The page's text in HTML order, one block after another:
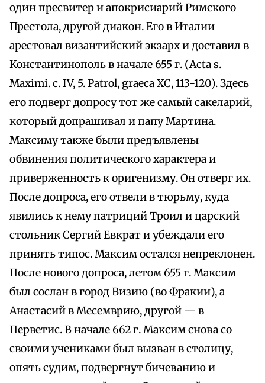
один пресвитер и апокрисиарий Римского
Престола, другой диакон. Его в Италии
арестовал византийский экзарх и доставил в
Константинополь в начале 655 г. (Acta s.
Maximi. с. IV, 5. Patrol, graeca XC, 113-120). Здесь
его подверг допросу тот же самый сакеларий,
который допрашивал и папу Мартина.
Максиму также были предъявлены
обвинения политического характера и
приверженность к оригенизму. Он отверг их.
После допроса, его отвели в тюрьму, куда
явились к нему патриций Троил и царский
стольник Сергий Евкрат и убеждали его
принять типос. Максим остался непреклонен.
После нового допроса, летом 655 г. Максим
был сослан в город Визию (во Фракии), а
Анастасий в Месемврию, другой — в
Перветис. В начале 662 г. Максим снова со
своими учениками был вызван в столицу,
опять судим, подвергнут бичеванию и